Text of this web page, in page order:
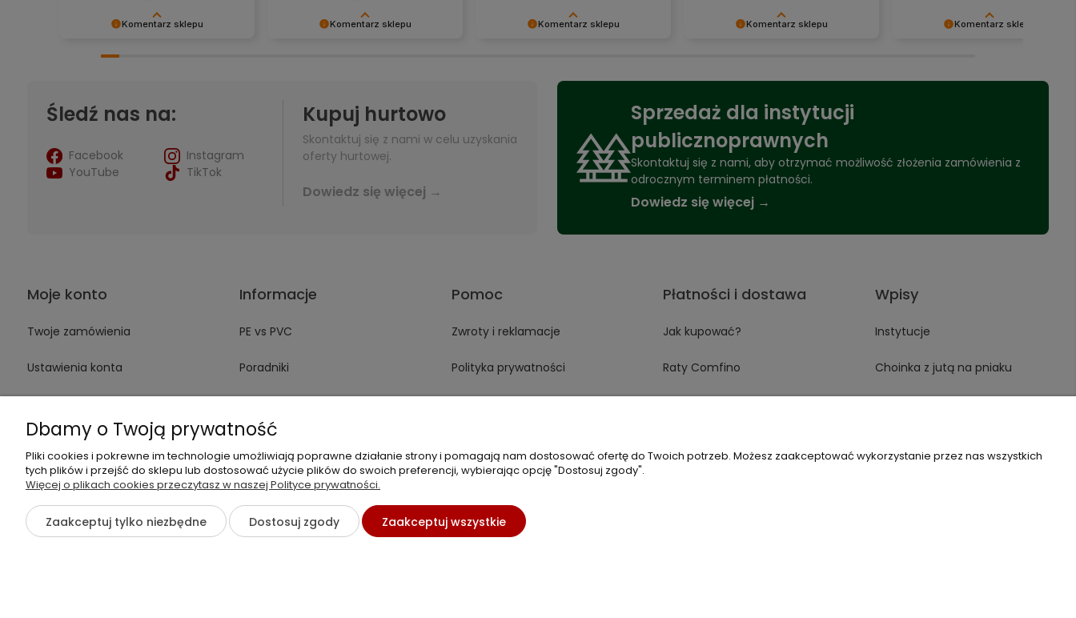
Komentarz sklepu Komentarz sklepu Komentarz sklepu
dalszej pracy i utwierdzają, że
Komentarz sklepu
zaufanie.
Komentarz sklepu
Śledź nas na:
Facebook
Instagram
YouTube
TikTok
Kupuj hurtowo
Skontaktuj się z nami w celu uzyskania
oferty hurtowej.
Dowiedz się więcej →
Sprzedaż dla instytucji
publicznoprawnych
Skontaktuj się z nami, aby otrzymać możliwość złożenia zamówienia z
odrocznym terminem płatności.
Dowiedz się więcej →
Moje konto
Twoje zamówienia
Ustawienia konta
Informacje
PE vs PVC
Poradniki
Pomoc
Zwroty i reklamacje
Polityka prywatności
Płatności i dostawa
Jak kupować?
Raty Comfino
Wpisy
Instytucje
Choinka z jutą na pniaku
Zadzwoń do nas lub napisz wiadomość e-mail: +48 537 782 564 +48 537 461 261
Dbamy o Twoją prywatność
Pliki cookies i pokrewne im technologie umożliwiają poprawne działanie strony i pomagają nam dostosować ofertę do Twoich potrzeb. Możesz zaakceptować wykorzystanie przez nas wszystkich
tych plików i przejść do sklepu lub dostosować użycie plików do swoich preferencji, wybierając opcję "Dostosuj zgody".
Więcej o plikach cookies przeczytasz w naszej Polityce prywatności.
Zaakceptuj tylko niezbędne Dostosuj zgody Zaakceptuj wszystkie